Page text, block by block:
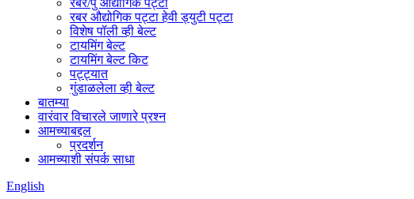
रबर/पु औद्योगिक पट्टा
रबर औद्योगिक पट्टा हेवी ड्युटी पट्टा
विशेष पॉली व्ही बेल्ट
टायमिंग बेल्ट
टायमिंग बेल्ट किट
पट्ट्यात
गुंडाळलेला व्ही बेल्ट
बातम्या
वारंवार विचारले जाणारे प्रश्न
आमच्याबद्दल
प्रदर्शन
आमच्याशी संपर्क साधा
English